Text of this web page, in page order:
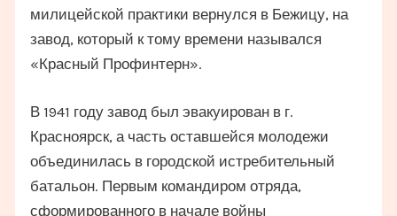
милицейской практики вернулся в Бежицу, на
завод, который к тому времени назывался
«Красный Профинтерн».
В 1941 году завод был эвакуирован в г.
Красноярск, а часть оставшейся молодежи
объединилась в городской истребительный
батальон. Первым командиром отряда,
сформированного в начале войны